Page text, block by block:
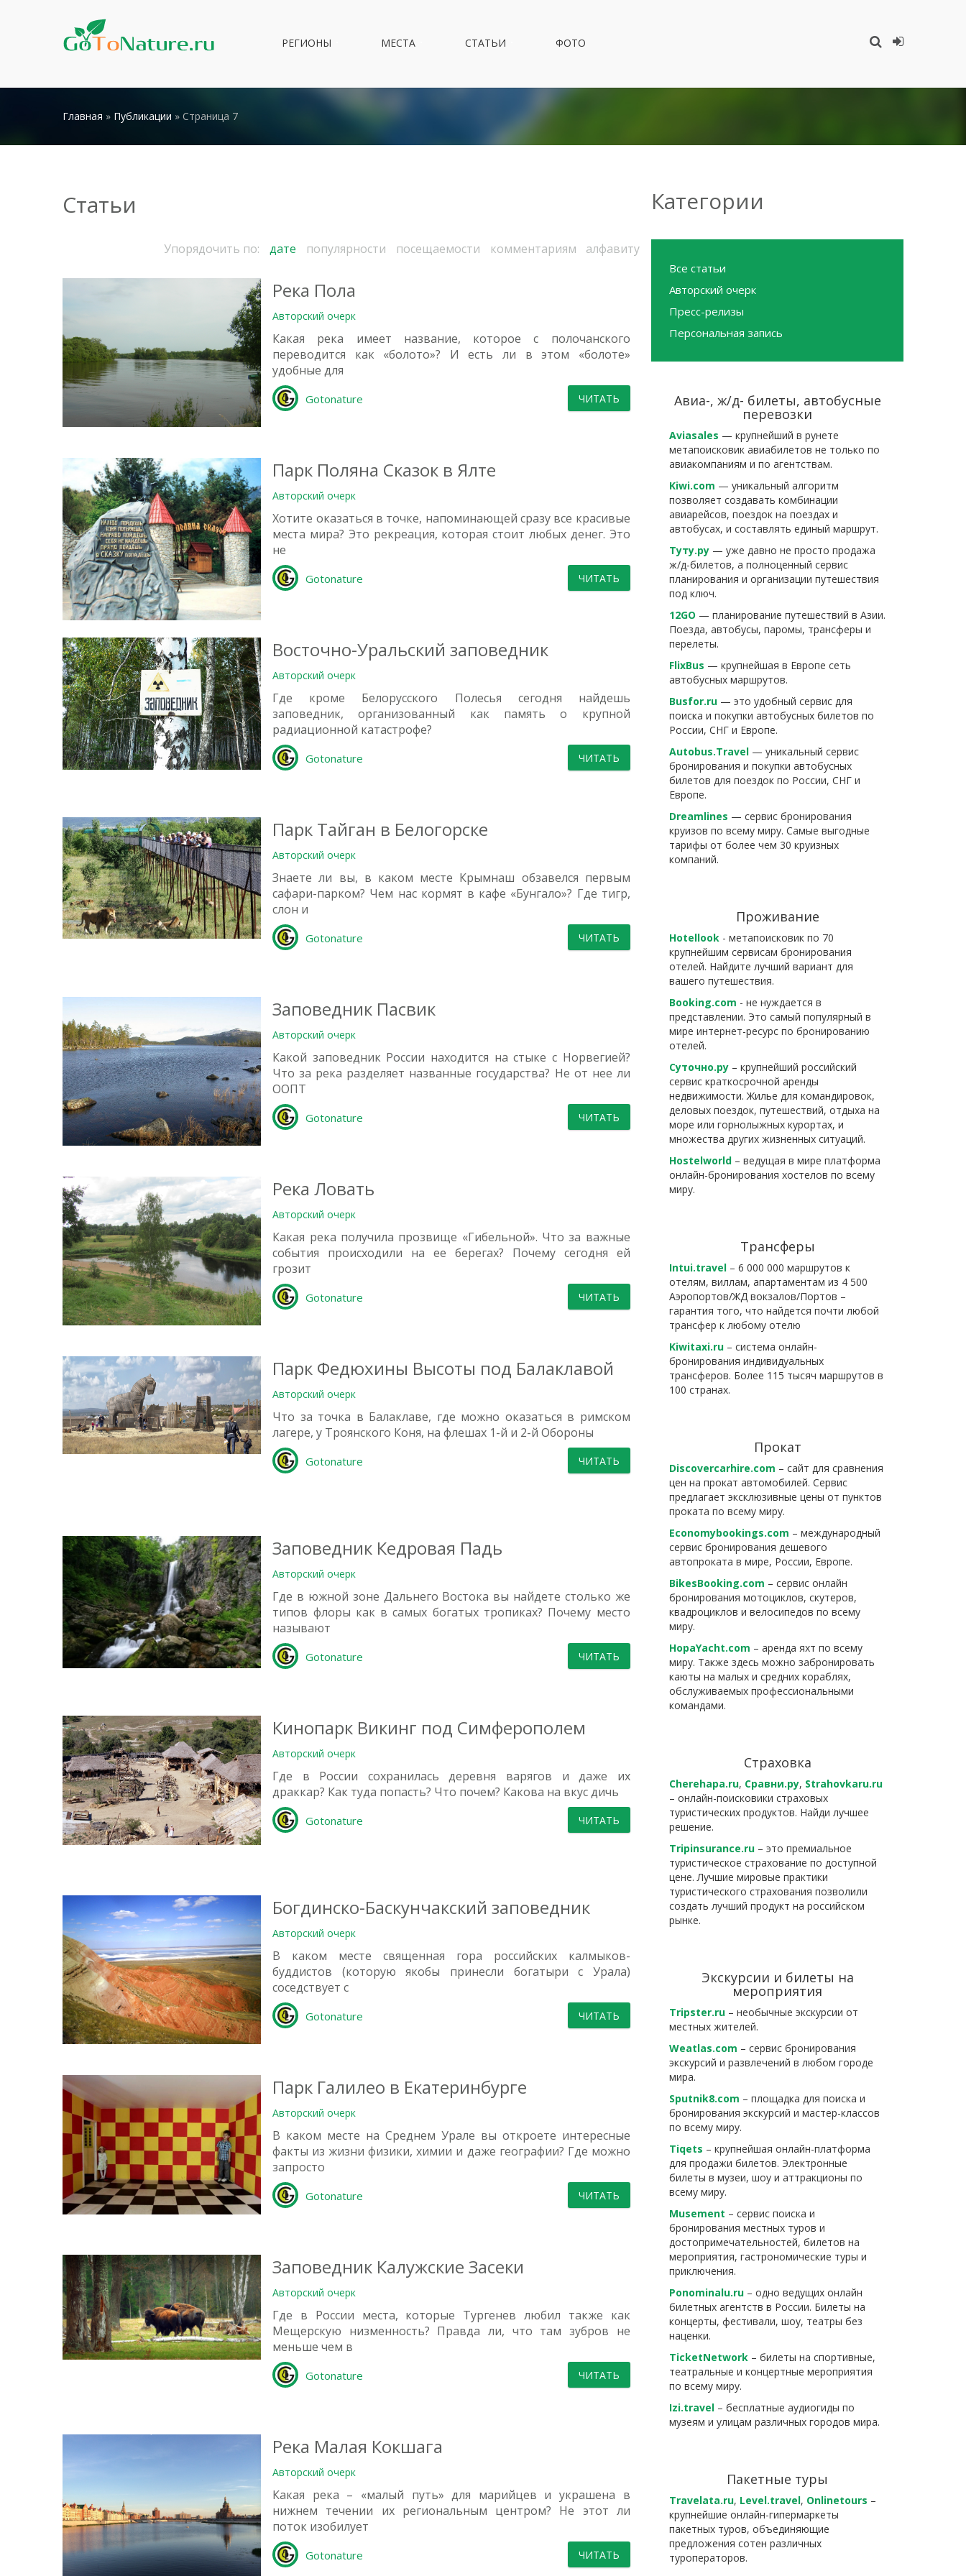
РЕГИОНЫ МЕСТА СТАТЬИ ФОТО
Главная » Публикации » Страница 7
Статьи
Упорядочить по: дате популярности посещаемости комментариям алфавиту
2
Река Пола
Авторский очерк
Какая река имеет название, которое с полочанского
переводится как «болото»? И есть ли в этом «болоте»
удобные для
Gotonature ЧИТАТЬ
Парк Поляна Сказок в Ялте
Авторский очерк
Хотите оказаться в точке, напоминающей сразу все красивые
места мира? Это рекреация, которая стоит любых денег. Это
не
Gotonature ЧИТАТЬ
0
Восточно-Уральский заповедник
Авторский очерк
Где кроме Белорусского Полесья сегодня найдешь
заповедник, организованный как память о крупной
радиационной катастрофе?
Gotonature ЧИТАТЬ
0
Парк Тайган в Белогорске
Авторский очерк
Знаете ли вы, в каком месте Крымнаш обзавелся первым
сафари-парком? Чем нас кормят в кафе «Бунгало»? Где тигр,
слон и
Gotonature ЧИТАТЬ
1
Заповедник Пасвик
Авторский очерк
Какой заповедник России находится на стыке с Норвегией?
Что за река разделяет названные государства? Не от нее ли
ООПТ
Gotonature ЧИТАТЬ
0
Река Ловать
Авторский очерк
Какая река получила прозвище «Гибельной». Что за важные
события происходили на ее берегах? Почему сегодня ей
грозит
Gotonature ЧИТАТЬ
1
Парк Федюхины Высоты под Балаклавой
Авторский очерк
Что за точка в Балаклаве, где можно оказаться в римском
лагере, у Троянского Коня, на флешах 1-й и 2-й Обороны
Gotonature ЧИТАТЬ
2
Заповедник Кедровая Падь
Авторский очерк
Где в южной зоне Дальнего Востока вы найдете столько же
типов флоры как в самых богатых тропиках? Почему место
называют
Gotonature ЧИТАТЬ
0
Кинопарк Викинг под Симферополем
Авторский очерк
Где в России сохранилась деревня варягов и даже их
драккар? Как туда попасть? Что почем? Какова на вкус дичь
Gotonature ЧИТАТЬ
1
Богдинско-Баскунчакский заповедник
Авторский очерк
В каком месте священная гора российских калмыков-
буддистов (которую якобы принесли богатыри с Урала)
соседствует с
Gotonature ЧИТАТЬ
0
Парк Галилео в Екатеринбурге
Авторский очерк
В каком месте на Среднем Урале вы откроете интересные
факты из жизни физики, химии и даже географии? Где можно
запросто
Gotonature ЧИТАТЬ
1
Заповедник Калужские Засеки
Авторский очерк
Где в России места, которые Тургенев любил также как
Мещерскую низменность? Правда ли, что там зубров не
меньше чем в
Gotonature ЧИТАТЬ
1
Река Малая Кокшага
Авторский очерк
Какая река – «малый путь» для марийцев и украшена в
нижнем течении их региональным центром? Не этот ли
поток изобилует
Gotonature ЧИТАТЬ
Категории
Все статьи
Авторский очерк
Пресс-релизы
Персональная запись
Авиа-, ж/д- билеты, автобусные
перевозки
Aviasales — крупнейший в рунете
метапоисковик авиабилетов не только по
авиакомпаниям и по агентствам.
Kiwi.com — уникальный алгоритм
позволяет создавать комбинации
авиарейсов, поездок на поездах и
автобусах, и составлять единый маршрут.
Туту.ру — уже давно не просто продажа
ж/д-билетов, а полноценный сервис
планирования и организации путешествия
под ключ.
12GO — планирование путешествий в Азии.
Поезда, автобусы, паромы, трансферы и
перелеты.
FlixBus — крупнейшая в Европе сеть
автобусных маршрутов.
Busfor.ru — это удобный сервис для
поиска и покупки автобусных билетов по
России, СНГ и Европе.
Autobus.Travel — уникальный сервис
бронирования и покупки автобусных
билетов для поездок по России, СНГ и
Европе.
Dreamlines — сервис бронирования
круизов по всему миру. Самые выгодные
тарифы от более чем 30 круизных
компаний.
Проживание
Hotellook - метапоисковик по 70
крупнейшим сервисам бронирования
отелей. Найдите лучший вариант для
вашего путешествия.
Booking.com - не нуждается в
представлении. Это самый популярный в
мире интернет-ресурс по бронированию
отелей.
Суточно.ру – крупнейший российский
сервис краткосрочной аренды
недвижимости. Жилье для командировок,
деловых поездок, путешествий, отдыха на
море или горнолыжных курортах, и
множества других жизненных ситуаций.
Hostelworld – ведущая в мире платформа
онлайн-бронирования хостелов по всему
миру.
Трансферы
Intui.travel – 6 000 000 маршрутов к
отелям, виллам, апартаментам из 4 500
Аэропортов/ЖД вокзалов/Портов –
гарантия того, что найдется почти любой
трансфер к любому отелю
Kiwitaxi.ru – система онлайн-
бронирования индивидуальных
трансферов. Более 115 тысяч маршрутов в
100 странах.
Прокат
Discovercarhire.com – сайт для сравнения
цен на прокат автомобилей. Сервис
предлагает эксклюзивные цены от пунктов
проката по всему миру.
Economybookings.com – международный
сервис бронирования дешевого
автопроката в мире, России, Европе.
BikesBooking.com – сервис онлайн
бронирования мотоциклов, скутеров,
квадроциклов и велосипедов по всему
миру.
HopaYacht.com – аренда яхт по всему
миру. Также здесь можно забронировать
каюты на малых и средних кораблях,
обслуживаемых профессиональными
командами.
Страховка
Cherehapa.ru, Сравни.ру, Strahovkaru.ru
– онлайн-поисковики страховых
туристических продуктов. Найди лучшее
решение.
Tripinsurance.ru – это премиальное
туристическое страхование по доступной
цене. Лучшие мировые практики
туристического страхования позволили
создать лучший продукт на российском
рынке.
Экскурсии и билеты на
мероприятия
Tripster.ru – необычные экскурсии от
местных жителей.
Weatlas.com – сервис бронирования
экскурсий и развлечений в любом городе
мира.
Sputnik8.com – площадка для поиска и
бронирования экскурсий и мастер-классов
по всему миру.
Tiqets – крупнейшая онлайн-платформа
для продажи билетов. Электронные
билеты в музеи, шоу и аттракционы по
всему миру.
Musement – сервис поиска и
бронирования местных туров и
достопримечательностей, билетов на
мероприятия, гастрономические туры и
приключения.
Ponominalu.ru – одно ведущих онлайн
билетных агентств в России. Билеты на
концерты, фестивали, шоу, театры без
наценки.
TicketNetwork – билеты на спортивные,
театральные и концертные мероприятия
по всему миру.
Izi.travel – бесплатные аудиогиды по
музеям и улицам различных городов мира.
Пакетные туры
Travelata.ru, Level.travel, Onlinetours –
крупнейшие онлайн-гипермаркеты
пакетных туров, объединяющие
предложения сотен различных
туроператоров.